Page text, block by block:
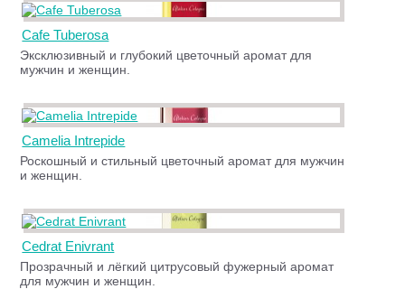
Cafe Tuberosa
Эксклюзивный и глубокий цветочный аромат для
мужчин и женщин.
Camelia Intrepide
Роскошный и стильный цветочный аромат для мужчин
и женщин.
Cedrat Enivrant
Прозрачный и лёгкий цитрусовый фужерный аромат
для мужчин и женщин.